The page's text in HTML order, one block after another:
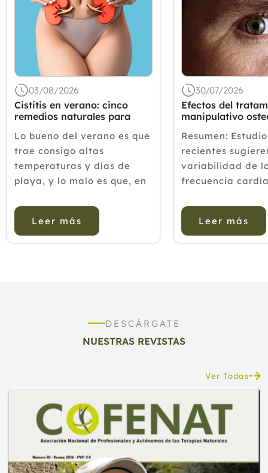
03/08/2026
Cistitis en verano: cinco
remedios naturales para
un experto
Lo bueno del verano es que
trae consigo altas
temperaturas y días de
playa, y lo malo es que, en
ritmo y los hábitos propios
d e estas fechas tienen
como consecuencia
Leer más
30/07/2026
Efectos del
manipulativo
autónomo de un
remisión
retinoblastoma
Resumen:
recientes
variabilidad de
frecuencia
del sistema
autónomo
predecir la
Leer más
DESCÁRGATE
NUESTRAS REVISTAS
Ver Todas